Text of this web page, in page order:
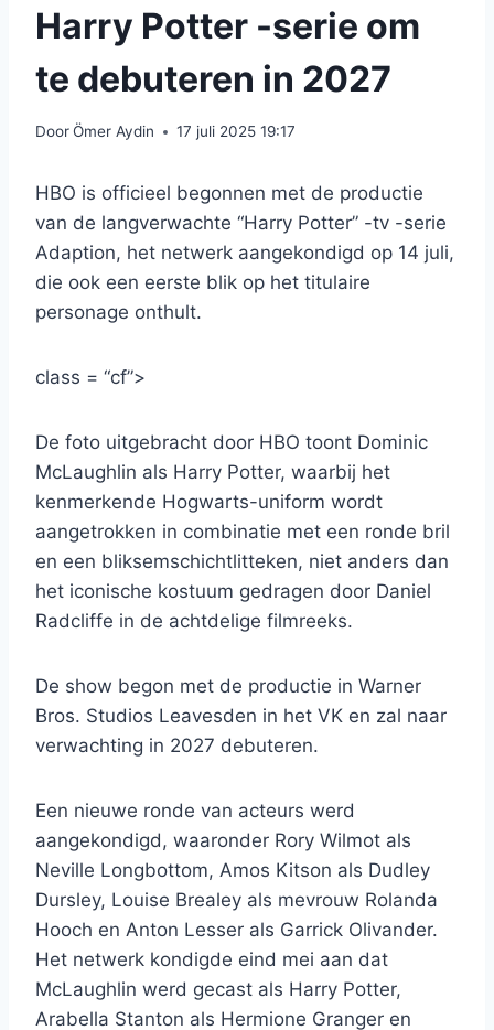
Harry Potter -serie om
te debuteren in 2027
DoorÖmer Aydin 17 juli 2025 19:17
HBO is officieel begonnen met de productie
van de langverwachte “Harry Potter” -tv -serie
Adaption, het netwerk aangekondigd op 14 juli,
die ook een eerste blik op het titulaire
personage onthult.
class = “cf”>
De foto uitgebracht door HBO toont Dominic
McLaughlin als Harry Potter, waarbij het
kenmerkende Hogwarts-uniform wordt
aangetrokken in combinatie met een ronde bril
en een bliksemschichtlitteken, niet anders dan
het iconische kostuum gedragen door Daniel
Radcliffe in de achtdelige filmreeks.
De show begon met de productie in Warner
Bros. Studios Leavesden in het VK en zal naar
verwachting in 2027 debuteren.
Een nieuwe ronde van acteurs werd
aangekondigd, waaronder Rory Wilmot als
Neville Longbottom, Amos Kitson als Dudley
Dursley, Louise Brealey als mevrouw Rolanda
Hooch en Anton Lesser als Garrick Olivander.
Het netwerk kondigde eind mei aan dat
McLaughlin werd gecast als Harry Potter,
Arabella Stanton als Hermione Granger en